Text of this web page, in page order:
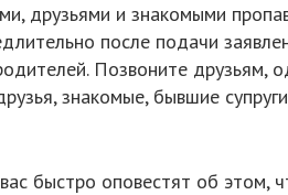
друзьями и знакомыми
после подачи
Позвоните
знакомые, бывшие
быстро оповестят об этом,